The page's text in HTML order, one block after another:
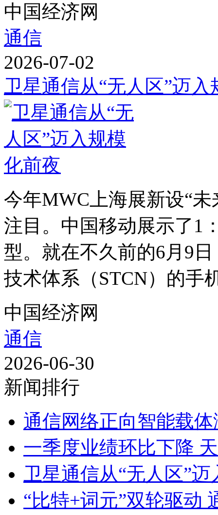
中国经济网
通信
2026-07-02
卫星通信从“无人区”迈
今年MWC上海展新设“
注目。中国移动展示了1
型。就在不久前的6月9
技术体系（STCN）的手
中国经济网
通信
2026-06-30
新闻排行
通信网络正向智能载体
一季度业绩环比下降
卫星通信从“无人区”
“比特+词元”双轮驱动